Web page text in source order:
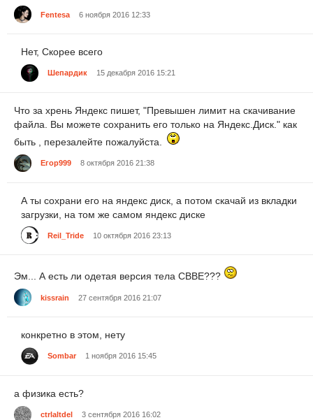
Fentesa 6 ноября 2016 12:33
Нет, Скорее всего
Шепардик 15 декабря 2016 15:21
Что за хрень Яндекс пишет, "Превышен лимит на скачивание
файла. Вы можете сохранить его только на Яндекс.Диск." как
быть , перезалейте пожалуйста.
Егор999 8 октября 2016 21:38
А ты сохрани его на яндекс диск, а потом скачай из вкладки
загрузки, на том же самом яндекс диске
Reil_Tride 10 октября 2016 23:13
Эм... А есть ли одетая версия тела CBBE???
kissrain 27 сентября 2016 21:07
конкретно в этом, нету
Sombar 1 ноября 2016 15:45
а физика есть?
ctrlaltdel 3 сентября 2016 16:02